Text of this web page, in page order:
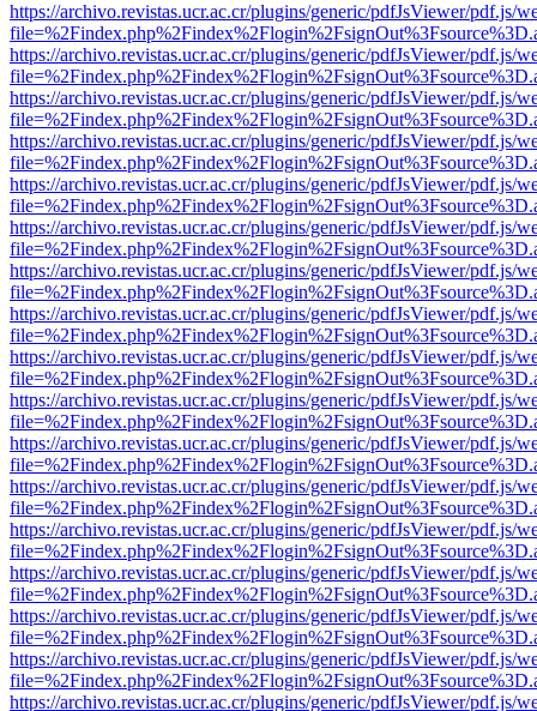
https://archivo.revistas.ucr.ac.cr/plugins/generic/pdfJsViewer/pdf.js/
https://archivo.revistas.ucr.ac.cr/plugins/generic/pdfJsViewer/pdf.js/
https://archivo.revistas.ucr.ac.cr/plugins/generic/pdfJsViewer/pdf.js/
https://archivo.revistas.ucr.ac.cr/plugins/generic/pdfJsViewer/pdf.js/
https://archivo.revistas.ucr.ac.cr/plugins/generic/pdfJsViewer/pdf.js/
https://archivo.revistas.ucr.ac.cr/plugins/generic/pdfJsViewer/pdf.js/
https://archivo.revistas.ucr.ac.cr/plugins/generic/pdfJsViewer/pdf.js/
https://archivo.revistas.ucr.ac.cr/plugins/generic/pdfJsViewer/pdf.js/
https://archivo.revistas.ucr.ac.cr/plugins/generic/pdfJsViewer/pdf.js/
https://archivo.revistas.ucr.ac.cr/plugins/generic/pdfJsViewer/pdf.js/
https://archivo.revistas.ucr.ac.cr/plugins/generic/pdfJsViewer/pdf.js/
https://archivo.revistas.ucr.ac.cr/plugins/generic/pdfJsViewer/pdf.js/
https://archivo.revistas.ucr.ac.cr/plugins/generic/pdfJsViewer/pdf.js/
https://archivo.revistas.ucr.ac.cr/plugins/generic/pdfJsViewer/pdf.js/
https://archivo.revistas.ucr.ac.cr/plugins/generic/pdfJsViewer/pdf.js/
https://archivo.revistas.ucr.ac.cr/plugins/generic/pdfJsViewer/pdf.js/
https://archivo.revistas.ucr.ac.cr/plugins/generic/pdfJsViewer/pdf.js/